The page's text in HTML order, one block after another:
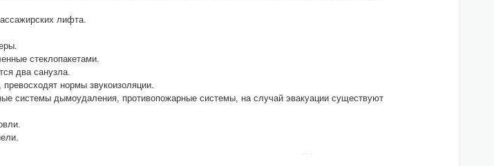
лифта.
стеклопакетами.
два санузла.
нормы звукоизоляции.
системы дымоудаления, противопожарные системы, на случай эвакуации существуют